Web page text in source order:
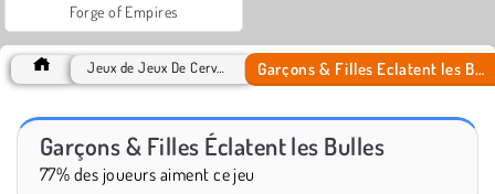
Forge of Empires
Jeux de Jeux De Cerveau
Garçons & Filles Éclatent les Bulles
77% des joueurs aiment ce jeu